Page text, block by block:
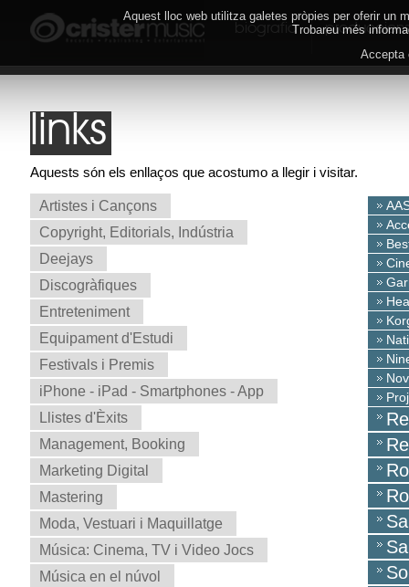
biografia
links
Aquests són els enllaços que acostumo a llegir i visitar.
Artistes i Cançons
Copyright, Editorials, Indústria
Deejays
Discogràfiques
Entreteniment
Equipament d'Estudi
Festivals i Premis
iPhone - iPad - Smartphones - App
Llistes d'Èxits
Management, Booking
Marketing Digital
Mastering
Moda, Vestuari i Maquillatge
Música: Cinema, TV i Video Jocs
Música en el núvol
Aquest lloc web utilitza galetes pròpies per oferir un
Trobareu més